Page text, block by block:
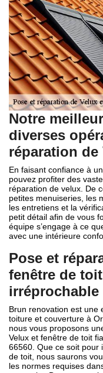
Notre
diverses
réparation
En faisant confiance à
pouvez profiter des
réparation de velux. De
petites menuiseries, les
les entretiens et la
petit détail afin de vous
équipe s’engage à ce
avec une intérieure
Pose et
fenêtre de
irréprochable
Brun renovation est une
toiture et couverture à
nous vous proposons
Velux et fenêtre de toit
66560. Que ce soit pour
de toit, nous saurons
les normes requises